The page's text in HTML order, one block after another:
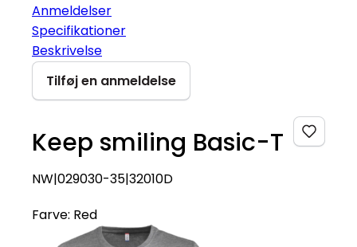
Anmeldelser
Specifikationer
Beskrivelse
Tilføj en anmeldelse
Keep smiling Basic-T
NW|029030-35|32010D
Farve: Red